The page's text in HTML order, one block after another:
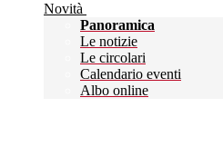
Novità
Panoramica
Le notizie
Le circolari
Calendario eventi
Albo online